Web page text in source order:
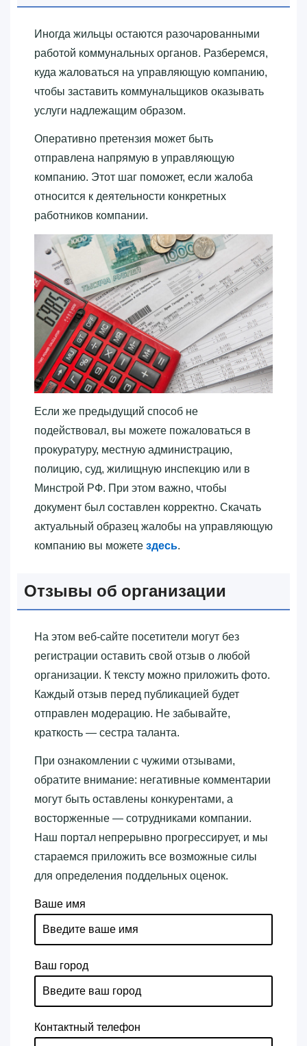
Иногда жильцы остаются разочарованными
работой коммунальных органов. Разберемся,
куда жаловаться на управляющую компанию,
чтобы заставить коммунальщиков оказывать
услуги надлежащим образом.
Оперативно претензия может быть
отправлена напрямую в управляющую
компанию. Этот шаг поможет, если жалоба
относится к деятельности конкретных
работников компании.
Если же предыдущий способ не
подействовал, вы можете пожаловаться в
прокуратуру, местную администрацию,
полицию, суд, жилищную инспекцию или в
Минстрой РФ. При этом важно, чтобы
документ был составлен корректно. Скачать
актуальный образец жалобы на управляющую
компанию вы можете здесь.
Отзывы об организации
На этом веб-сайте посетители могут без
регистрации оставить свой отзыв о любой
организации. К тексту можно приложить фото.
Каждый отзыв перед публикацией будет
отправлен модерацию. Не забывайте,
краткость — сестра таланта.
При ознакомлении с чужими отзывами,
обратите внимание: негативные комментарии
могут быть оставлены конкурентами, а
восторженные — сотрудниками компании.
Наш портал непрерывно прогрессирует, и мы
стараемся приложить все возможные силы
для определения поддельных оценок.
Ваше имя
Ваш город
Контактный телефон